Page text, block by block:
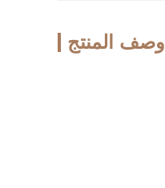
وصف المنتج